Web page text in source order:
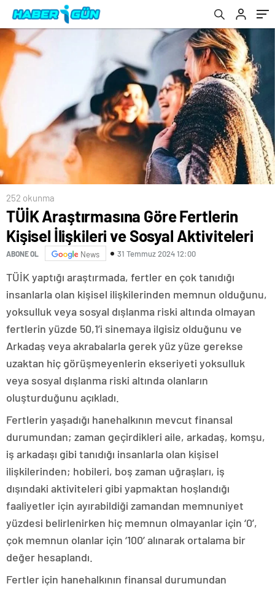
252 okunma
TÜİK Araştırmasına Göre Fertlerin
Kişisel İlişkileri ve Sosyal Aktiviteleri
ABONE OL News 31 Temmuz 2024 12:00
TÜİK yaptığı araştırmada, fertler en çok tanıdığı
insanlarla olan kişisel ilişkilerinden memnun olduğunu,
yoksulluk veya sosyal dışlanma riski altında olmayan
fertlerin yüzde 50,1’i sinemaya ilgisiz olduğunu ve
Arkadaş veya akrabalarla gerek yüz yüze gerekse
uzaktan hiç görüşmeyenlerin ekseriyeti yoksulluk
veya sosyal dışlanma riski altında olanların
oluşturduğunu açıkladı.
Fertlerin yaşadığı hanehalkının mevcut finansal
durumundan; zaman geçirdikleri aile, arkadaş, komşu,
iş arkadaşı gibi tanıdığı insanlarla olan kişisel
ilişkilerinden; hobileri, boş zaman uğraşları, iş
dışındaki aktiviteleri gibi yapmaktan hoşlandığı
faaliyetler için ayırabildiği zamandan memnuniyet
yüzdesi belirlenirken hiç memnun olmayanlar için ‘0’,
çok memnun olanlar için ‘100’ alınarak ortalama bir
değer hesaplandı.
Fertler için hanehalkının finansal durumundan